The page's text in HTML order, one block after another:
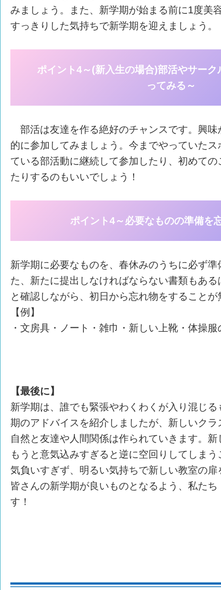
みましょう。また、新学期が始まる前に1度美
すっきりした気持ちで新学期を迎えましょう。
ポイント4～(新入生の場合)部活やサー
ってみる～
部活は友達を作る絶好のチャンスです。興味
的に参加してみましょう。今までやっていた
ている部活動に継続して参加したり、初めて
たりするのもいいでしょう！
ポイント4～必要なものの準備を
新学期に必要なものを、春休みのうちに必ず
た、新たに提出しなければならない書類もあ
と確認しながら、初日から忘れ物をすること
【例】
・文房具・ノート・雑巾・新しい上靴・体操
【最後に】
新学期は、誰でも緊張やわくわくが入り混じ
期のアドバイスを紹介しましたが、新しいク
自然と友達や人間関係は作られていきます。
もうと意気込みすぎると逆に空回りしてしま
気負いすぎず、明るい気持ちで新しい教室の
皆さんの新学期が良いものとなるよう、私た
す！